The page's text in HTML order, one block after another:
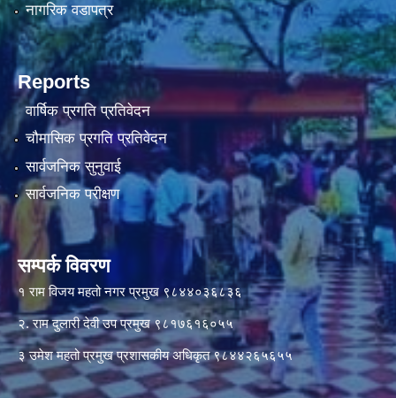
नागरिक वडापत्र
Reports
वार्षिक प्रगति प्रतिवेदन
चौमासिक प्रगति प्रतिवेदन
सार्वजनिक सुनुवाई
सार्वजनिक परीक्षण
सम्पर्क विवरण
१ राम विजय महतो नगर प्रमुख ९८४४०३६८३६
२. राम दुलारी देवी उप प्रमुख ९८१७६१६०५५
३ उमेश महतो प्रमुख प्रशासकीय अधिकृत ९८४४२६५६५५